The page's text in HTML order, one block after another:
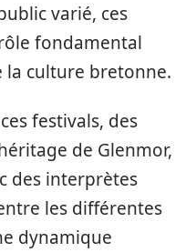
varié, ces
fondamental
la culture bretonne.
festivals, des
de Glenmor,
des interprètes
les différentes
dynamique